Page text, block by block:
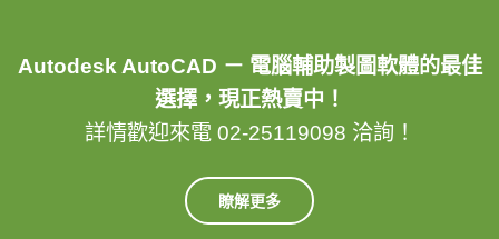
Autodesk AutoCAD － 電腦輔助製圖軟體的最佳
選擇，現正熱賣中！
詳情歡迎來電 02-25119098 洽詢！
瞭解更多